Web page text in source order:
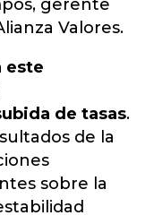
gerente
Valores.
este
de tasas.
de la
sobre la